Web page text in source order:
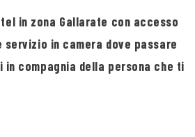
in zona Gallarate con accesso
in camera dove passare
in compagnia della persona che ti